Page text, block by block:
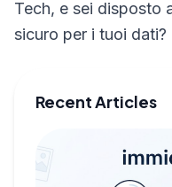
Tech, e sei disposto
sicuro per i tuoi dati?
Recent Articles